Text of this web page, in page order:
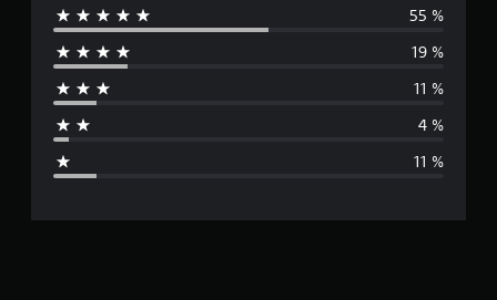
y
e
n
d
55 %
19 %
11 %
4 %
11 %